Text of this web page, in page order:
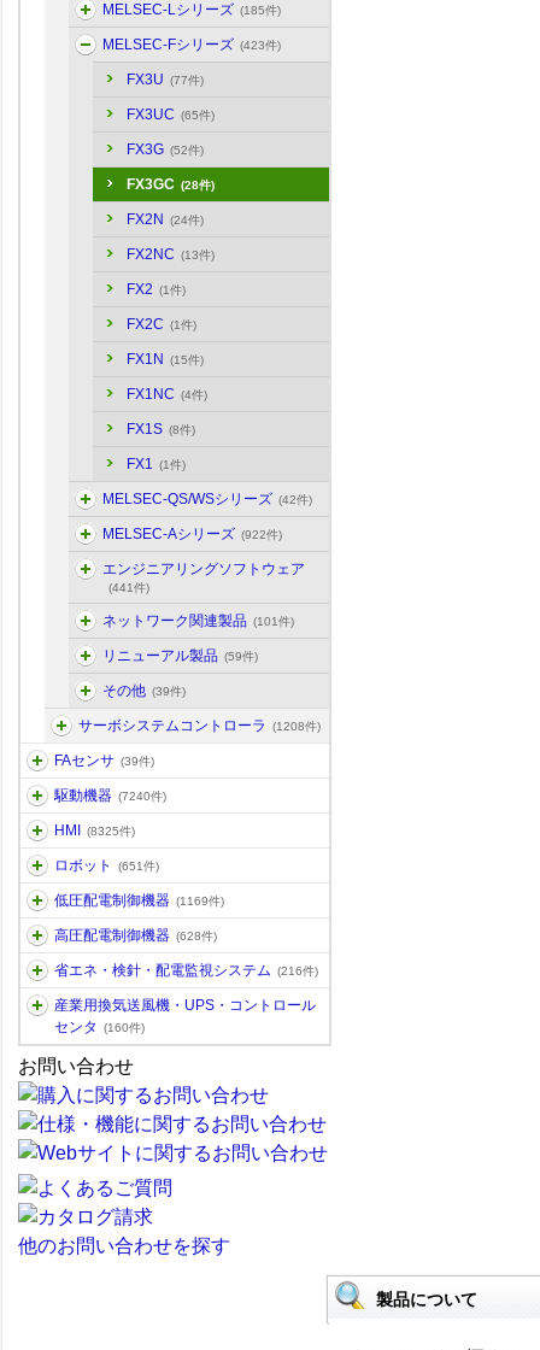
MELSEC-Lシリーズ (185件)
MELSEC-Fシリーズ (423件)
FX3U (77件)
FX3UC (65件)
FX3G (52件)
FX3GC (28件)
FX2N (24件)
FX2NC (13件)
FX2 (1件)
FX2C (1件)
FX1N (15件)
FX1NC (4件)
FX1S (8件)
FX1 (1件)
MELSEC-QS/WSシリーズ (42件)
MELSEC-Aシリーズ (922件)
エンジニアリングソフトウェア
(441件)
ネットワーク関連製品 (101件)
リニューアル製品 (59件)
その他 (39件)
サーボシステムコントローラ (1208件)
FAセンサ (39件)
駆動機器 (7240件)
HMI (8325件)
ロボット (651件)
低圧配電制御機器 (1169件)
高圧配電制御機器 (628件)
省エネ・検針・配電監視システム (216件)
産業用換気送風機・UPS・コントロール
センタ
(160件)
お問い合わせ
他のお問い合わせを探す
製品について